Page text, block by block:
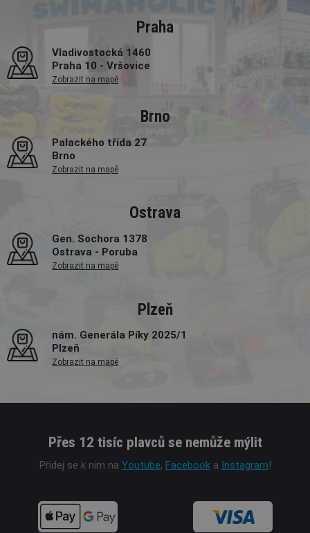
Praha
Vladivostocká 1460
Praha 10 - Vršovice
Zobrazit na mapě
Brno
Palackého třída 27
Brno
Zobrazit na mapě
Ostrava
Gen. Sochora 1378
Ostrava - Poruba
Zobrazit na mapě
Plzeň
nám. Generála Píky 2025/1
Plzeň
Zobrazit na mapě
Přes 12 tisíc plavců se nemůže mýlit
Přidej se k nim na Youtube, Facebooka Instagram!